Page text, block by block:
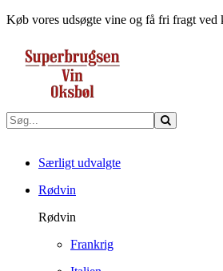
Køb vores udsøgte vine og få fri fragt ved
Særligt udvalgte
Rødvin
Rødvin
Frankrig